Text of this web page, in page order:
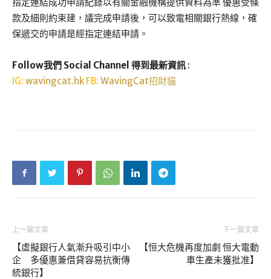
款及細則約束建，議完成申請後，可以致電相關銀行熱線，確
保遞交的申請是經指定連結申請。
Follow我們 Social Channel 得到最新資訊 :
IG: wavingcat.hkFB: WavingCat招財貓
上一篇文章
【虛擬銀行人氣漸升吸引中小
企 多優惠兼借貸容易抗衡傳
統銀行】
下一篇文章
【恒大危機再度加劇 恒大電動
車生產未獲批准】